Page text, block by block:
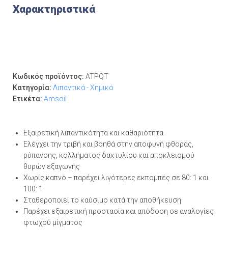
Χαρακτηριστικά
Κωδικός προϊόντος: ATPQT
Κατηγορία: Λιπαντικά - Χημικά
Ετικέτα: Amsoil
Εξαιρετική λιπαντικότητα και καθαριότητα
Ελέγχει την τριβή και βοηθά στην αποφυγή φθοράς,
ρύπανσης, κολλήματος δακτυλίου και αποκλεισμού
θυρών εξαγωγής
Χωρίς καπνό – παρέχει λιγότερες εκπομπές σε 80: 1 και
100: 1
Σταθεροποιεί το καύσιμο κατά την αποθήκευση
Παρέχει εξαιρετική προστασία και απόδοση σε αναλογίες
φτωχού μίγματος